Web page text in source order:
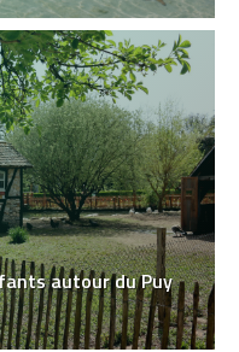
autour du Puy